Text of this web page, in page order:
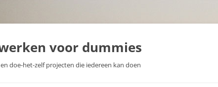
voor dummies
doe-het-zelf projecten die iedereen kan doen